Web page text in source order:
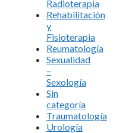
Radioterapia
Rehabilitación
y
Fisioterapia
Reumatología
Sexualidad
–
Sexología
Sin
categoría
Traumatología
Urología